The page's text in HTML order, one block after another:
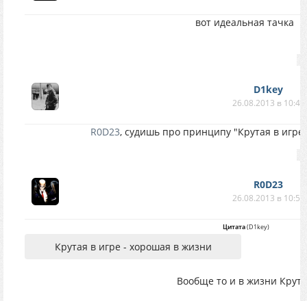
вот идеальная тачка
D1key
26.08.2013 в 10:48
R0D23, судишь про принципу "Крутая в
R0D23
26.08.2013 в 10:50
Цитата(D1key)
Крутая в игре - хорошая в жизни
Вообще то и в жизни